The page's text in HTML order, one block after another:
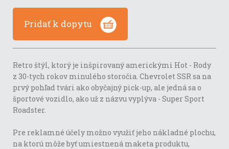
Pridať k dopytu
Retro štýl, ktorý je inšpirovaný americkými Hot - Rody
z 30-tych rokov minulého storočia. Chevrolet SSR sa na
prvý pohľad tvári ako obyčajný pick-up, ale jedná sa o
športové vozidlo, ako už z názvu vyplýva - Super Sport
Roadster.
Pre reklamné účely možno využiť jeho nákladné plochu,
na ktorú môže byť umiestnená maketa produktu,